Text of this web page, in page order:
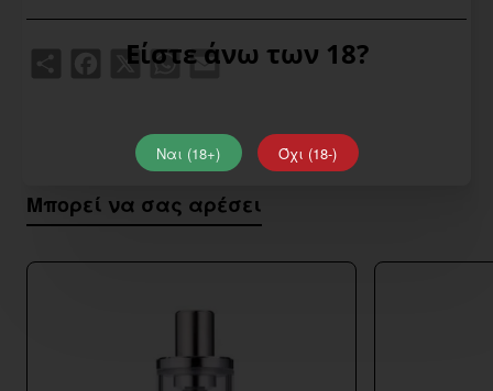
Είστε άνω των 18?
Ναι (18+) Όχι (18-)
Facebook
X WhatsApp
Email
Μπορεί να σας αρέσει